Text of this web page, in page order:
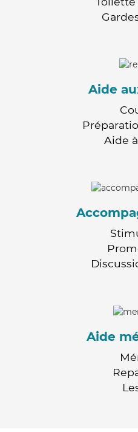
Aide
Aide
Aide